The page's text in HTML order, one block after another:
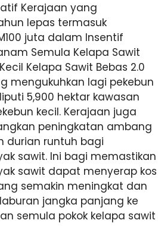
Kerajaan yang
lepas termasuk
juta dalam Insentif
Semula Kelapa Sawit
Kelapa Sawit Bebas 2.0
mengukuhkan lagi pekebun
5,900 hektar kawasan
kecil. Kerajaan juga
peningkatan ambang
durian runtuh bagi
sawit. Ini bagi memastikan
sawit dapat menyerap kos
semakin meningkat dan
jangka panjang ke
semula pokok kelapa sawit